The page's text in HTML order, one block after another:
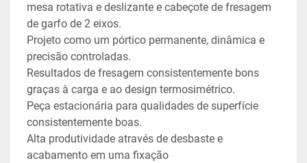
mesa rotativa e deslizante e cabeçote de fresagem
de garfo de 2 eixos.
Projeto como um pórtico permanente, dinâmica e
precisão controladas.
Resultados de fresagem consistentemente bons
graças à carga e ao design termosimétrico.
Peça estacionária para qualidades de superfície
consistentemente boas.
Alta produtividade através de desbaste e
acabamento em uma fixação